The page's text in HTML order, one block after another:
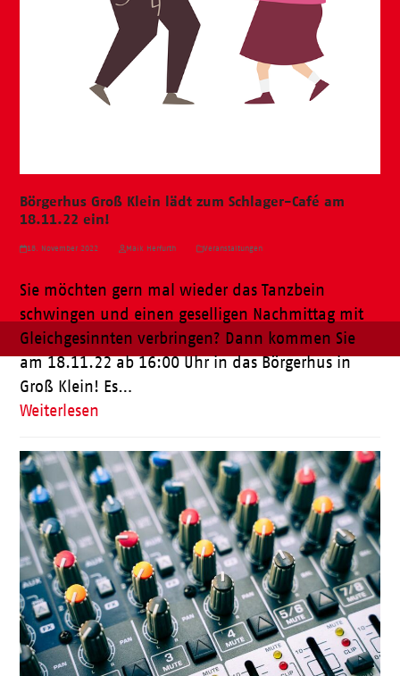
Börgerhus Groß Klein lädt zum Schlager-Café am
18.11.22 ein!
18. November 2022 Maik Herfurth Veranstaltungen
Sie möchten gern mal wieder das Tanzbein
schwingen und einen geselligen Nachmittag mit
Gleichgesinnten verbringen? Dann kommen Sie
am 18.11.22 ab 16:00 Uhr in das Börgerhus in
Groß Klein! Es…
Weiterlesen